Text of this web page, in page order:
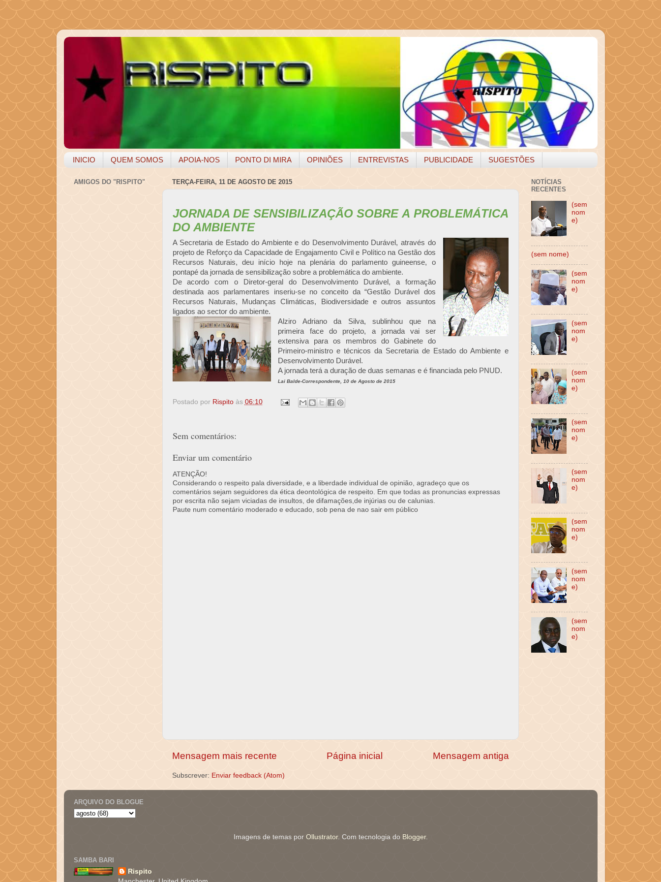
INICIO QUEM SOMOS APOIA-NOS PONTO DI MIRA OPINIÕES ENTREVISTAS PUBLICIDADE SUGESTÕES
TERÇA-FEIRA, 11 DE AGOSTO DE 2015
JORNADA DE SENSIBILIZAÇÃO SOBRE A PROBLEMÁTICA
DO AMBIENTE
A Secretaria de Estado do Ambiente e do Desenvolvimento Durável, através do
projeto de Reforço da Capacidade de Engajamento Civil e Político na Gestão dos
Recursos Naturais, deu início hoje na plenária do parlamento guineense, o
pontapé da jornada de sensibilização sobre a problemática do ambiente.
De acordo com o Diretor-geral do Desenvolvimento Durável, a formação
destinada aos parlamentares inseriu-se no conceito da “Gestão Durável dos
Recursos Naturais, Mudanças Climáticas, Biodiversidade e outros assuntos
ligados ao sector do ambiente.
Alziro Adriano da Silva, sublinhou que na
primeira face do projeto, a jornada vai ser
extensiva para os membros do Gabinete do
Primeiro-ministro e técnicos da Secretaria de Estado do Ambiente e
Desenvolvimento Durável.
A jornada terá a duração de duas semanas e é financiada pelo PNUD.
Lai Balde-Correspondente, 10 de Agosto de 2015
Postado por Rispito às 06:10
Sem comentários:
Enviar um comentário
ATENÇÃO!
Considerando o respeito pala diversidade, e a liberdade individual de opinião, agradeço que os
comentários sejam seguidores da ética deontológica de respeito. Em que todas as pronuncias expressas
por escrita não sejam viciadas de insultos, de difamações,de injúrias ou de calunias.
Paute num comentário moderado e educado, sob pena de nao sair em público
Mensagem mais recente Mensagem antiga
Página inicial
Subscrever: Enviar feedback (Atom)
AMIGOS DO "RISPITO"
NOTÍCIAS
RECENTES
(sem
nom
e)
(sem nome)
(sem
nom
e)
(sem
nom
e)
(sem
nom
e)
(sem
nom
e)
(sem
nom
e)
(sem
nom
e)
(sem
nom
e)
(sem
nom
e)
ARQUIVO DO BLOGUE
Imagens de temas por Ollustrator. Com tecnologia do Blogger.
SAMBA BARI
Rispito